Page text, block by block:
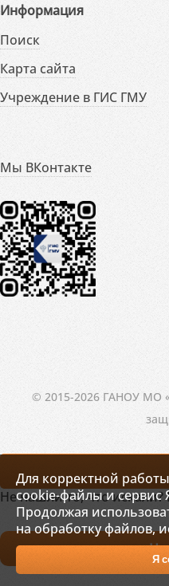
Информация
Поиск
Карта сайта
Учреждение в ГИС ГМУ
Мы ВКонтакте
© 2015-2026 ГАНОУ МО
Для корректной
cookie-файлы и сервис
Продолжая
на обработку файлов,
Я
Не нашли то, что